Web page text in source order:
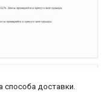
доставки.